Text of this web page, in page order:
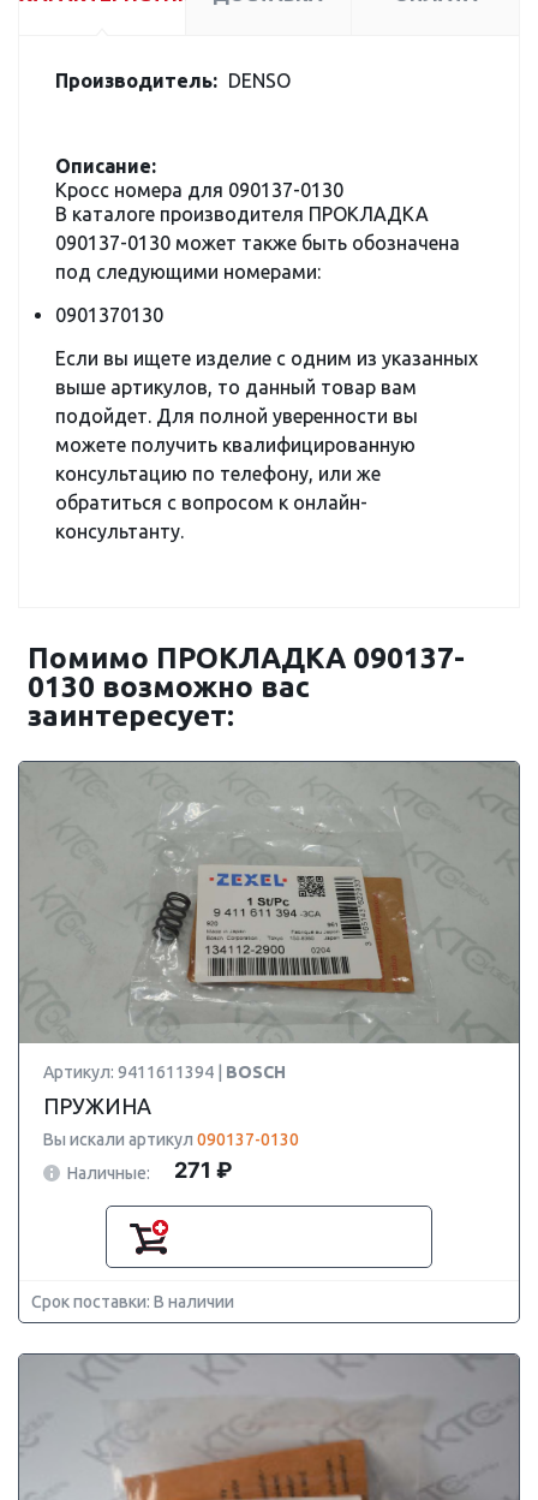
Производитель: DENSO
Описание:
Кросс номера для 090137-0130
В каталоге производителя ПРОКЛАДКА
090137-0130 может также быть обозначена
под следующими номерами:
0901370130
Если вы ищете изделие с одним из указанных
выше артикулов, то данный товар вам
подойдет. Для полной уверенности вы
можете получить квалифицированную
консультацию по телефону, или же
обратиться с вопросом к онлайн-
консультанту.
Помимо ПРОКЛАДКА 090137-
0130 возможно вас
заинтересует:
Артикул: 9411611394 | BOSCH
ПРУЖИНА
Вы искали артикул 090137-0130
Наличные:
271 ₽
Срок поставки: В наличии